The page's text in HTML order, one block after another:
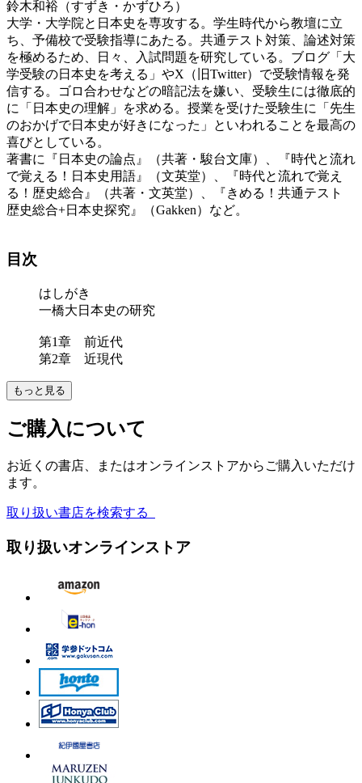
鈴木和裕（すずき・かずひろ）
大学・大学院と日本史を専攻する。学生時代から教壇に立
ち、予備校で受験指導にあたる。共通テスト対策、論述対策
を極めるため、日々、入試問題を研究している。ブログ「大
学受験の日本史を考える」やX（旧Twitter）で受験情報を発
信する。ゴロ合わせなどの暗記法を嫌い、受験生には徹底的
に「日本史の理解」を求める。授業を受けた受験生に「先生
のおかげで日本史が好きになった」といわれることを最高の
喜びとしている。
著書に『日本史の論点』（共著・駿台文庫）、『時代と流れ
で覚える！日本史用語』（文英堂）、『時代と流れで覚え
る！歴史総合』（共著・文英堂）、『きめる！共通テスト
歴史総合+日本史探究』（Gakken）など。
目次
はしがき
一橋大日本史の研究
第1章 前近代
第2章 近現代
もっと見る
ご購入について
お近くの書店、またはオンラインストアからご購入いただけ
ます。
取り扱い書店を検索する
取り扱いオンラインストア